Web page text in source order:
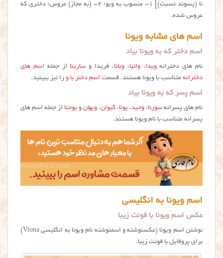
نا (پسوند نسبت)] ۱- منسوب به وَیو؛ ۲- (به مجاز) عروس؛ دختری که
عروس شده.
اسم های مشابه ویونا
اسم دختر که به ویونا بیاد
نام های دخترانهویدا،وانیا،ویانا، فریدا و سارینااز جمله اسم های
دخترانه متناسب با ویونا هستند. قسمت اسم دختر با و را نیز ببینید.
اسم پسر که به ویونا بیاد
نام های پسرانه سورنا، وحید، یونا، کیوان، ویهان و یوحنا از جمله اسم های
پسرانه متناسب با نام ویونا هستند.
اسم ویونا به انگلیسی
عکس اسم ويونا با فونت زیبا
نوشتن اسم ویونا (عکسنوشته و اسمنوشته نام ويونا به انگلیسی Viona)
برای پروفایل با فونت زیبا.